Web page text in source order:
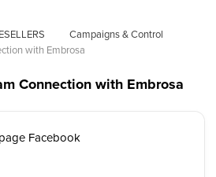
Campaigns & Control
with Embrosa
Connection with Embrosa
Facebook